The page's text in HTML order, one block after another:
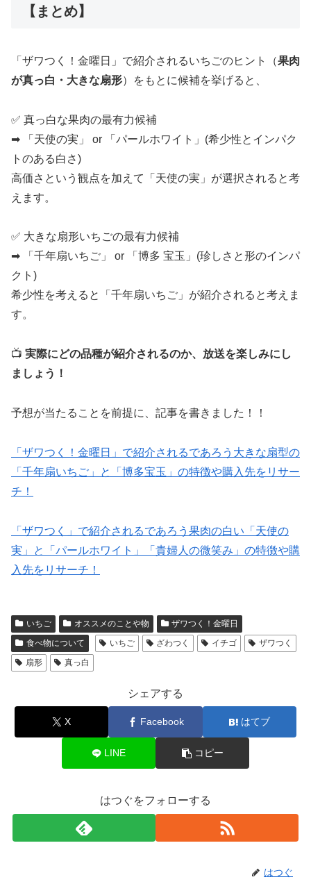
【まとめ】
「ザワつく！金曜日」で紹介されるいちごのヒント（果肉
が真っ白・大きな扇形）をもとに候補を挙げると、
✅ 真っ白な果肉の最有力候補
➡ 「天使の実」 or 「パールホワイト」(希少性とインパク
トのある白さ)
高価さという観点を加えて「天使の実」が選択されると考
えます。
✅ 大きな扇形いちごの最有力候補
➡ 「千年扇いちご」 or 「博多 宝玉」(珍しさと形のインパ
クト)
希少性を考えると「千年扇いちご」が紹介されると考えま
す。
📺 実際にどの品種が紹介されるのか、放送を楽しみにし
ましょう！
予想が当たることを前提に、記事を書きました！！
「ザワつく！金曜日」で紹介されるであろう大きな扇型の
「千年扇いちご」と「博多宝玉」の特徴や購入先をリサー
チ！
「ザワつく」で紹介されるであろう果肉の白い「天使の
実」と「パールホワイト」「貴婦人の微笑み」の特徴や購
入先をリサーチ！
いちご オススメのことや物
ザワつく！金曜日
食べ物について
いちご ざわつく イチゴ
ザワつく
扇形
真っ白
シェアする
X Facebook はてブ
LINE コピー
はつぐをフォローする
はつぐ